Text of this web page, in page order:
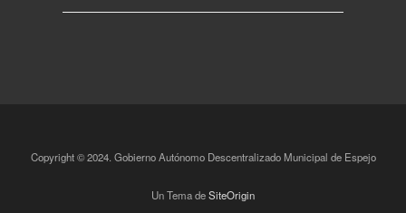
Copyright © 2024. Gobierno Autónomo Descentralizado Municipal de Espejo
Un Tema deSiteOrigin